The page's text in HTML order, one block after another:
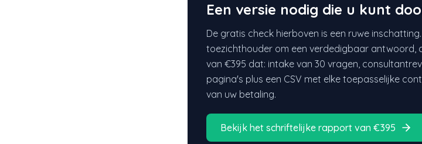
Een versie nodig die u kunt
De gratis check hierboven is een ruwe
toezichthouder om een verdedigbaar antwoord,
van €395 dat: intake van 30 vragen,
pagina's plus een CSV met elke toepasselijke
van uw betaling.
Bekijk het schriftelijke rapport van €395